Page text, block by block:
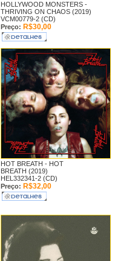
HOLLYWOOD MONSTERS -
THRIVING ON CHAOS (2019)
VCM00779-2 (CD)
Preço: R$30,00
HOT BREATH - HOT
BREATH (2019)
HEL332341-2 (CD)
Preço: R$32,00